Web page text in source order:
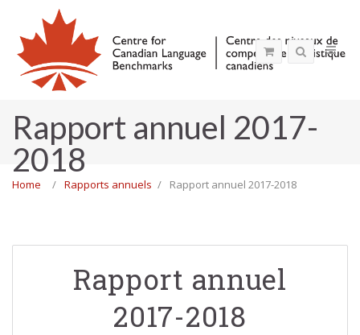
Rapport annuel 2017-
2018
Home Rapports annuels Rapport annuel 2017-2018
Rapport annuel
2017-2018